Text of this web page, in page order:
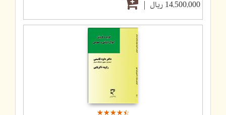
14,500,000 ریال
☆☆☆☆☆
★★★★★